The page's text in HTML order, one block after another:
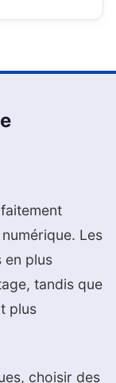
Les
en plus
tandis que
plus
choisir des